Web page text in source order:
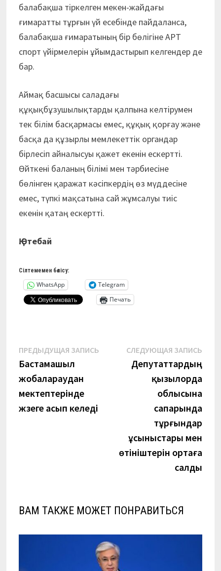
балабақша тіркелген мекен-жайдағы
ғимаратты тұрғын үй есебінде пайдаланса,
балабақша ғимаратының бір бөлігіне АРТ
спорт үйірмелерін ұйымдастырып келгендер де
бар.
Аймақ басшысы саладағы
құқықбұзушылықтарды қалпына келтірумен
тек білім басқармасы емес, құқық қорғау және
басқа да құзырлы мемлекеттік органдар
бірлесіп айналысуы қажет екенін ескертті.
Өйткені баланың білімі мен тәрбиесіне
бөлінген қаражат кәсіпкердің өз мүддесіне
емес, түпкі мақсатына сай жұмсалуы тиіс
екенін қатаң ескертті.
Қ.Өтебай
Сілтемемен бөлісу:
WhatsApp
Telegram
Печать
Навигация
по
записям
ПРЕДЫДУЩАЯ ЗАПИСЬПредыдущая
Бастамашыл
жобалараудан
мектептерінде
жүзеге асып келеді
СЛЕДУЮЩАЯ ЗАПИСЬ
Депутаттардың
қызылорда
облысына
сапарында
тұрғындар
ұсыныстары мен
өтініштерін ортаға
салды
ВАМ ТАКЖЕ МОЖЕТ ПОНРАВИТЬСЯ